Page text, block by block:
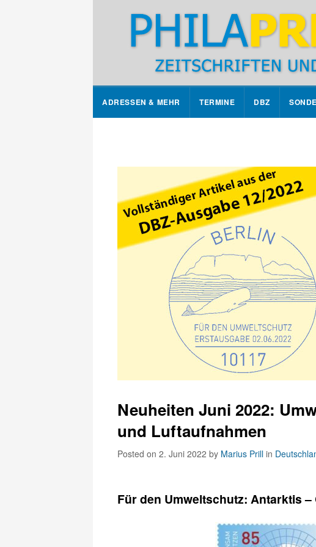
ADRESSEN & MEHR TERMINE DBZ
Neuheiten Juni 2022:
und Luftaufnahmen
Posted on 2. Juni 2022 by Marius Prill in
Für den Umweltschutz: Antarktis –